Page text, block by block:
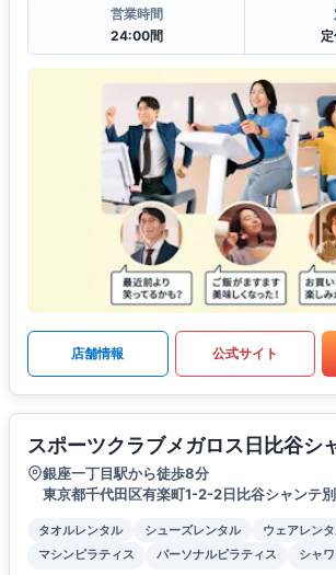
営業時間
24:00間
店舗情報 公式サイト
スポーツクラブメガロス日比谷シ
銀座一丁目駅から徒歩8分
東京都千代田区有楽町1-2-2日比谷シャンテ
タオルレンタル シューズレンタル ウェアレン
マシンピラティス
パーソナルピラティス シャ